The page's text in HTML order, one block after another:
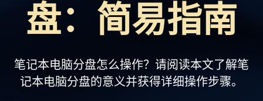
数据备份
支持
盘：简易指南
笔记本电脑分盘怎么操作？请阅读本文了解笔
记本电脑分盘的意义并获得详细操作步骤。